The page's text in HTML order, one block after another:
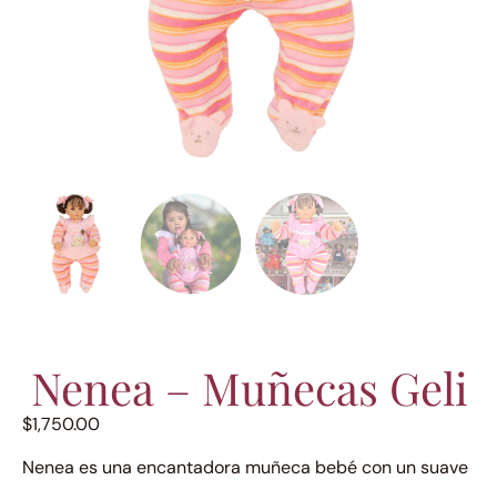
Nenea – Muñecas Geli
$1,750.00
Nenea es una encantadora muñeca bebé con un suave